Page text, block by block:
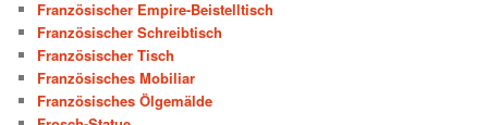
Französischer Empire-Beistelltisch
Französischer Schreibtisch
Französischer Tisch
Französisches Mobiliar
Französisches Ölgemälde